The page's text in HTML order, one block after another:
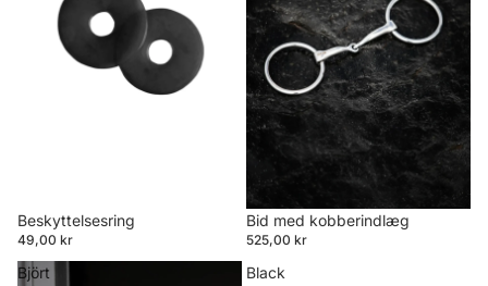
Beskyttelsesring
49,00 kr
Bid med kobberindlæg
525,00 kr
Björt
Black